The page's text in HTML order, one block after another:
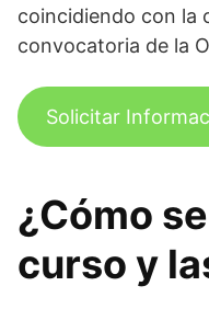
coincidiendo con la
convocatoria de la
Solicitar
¿Cómo
curso y